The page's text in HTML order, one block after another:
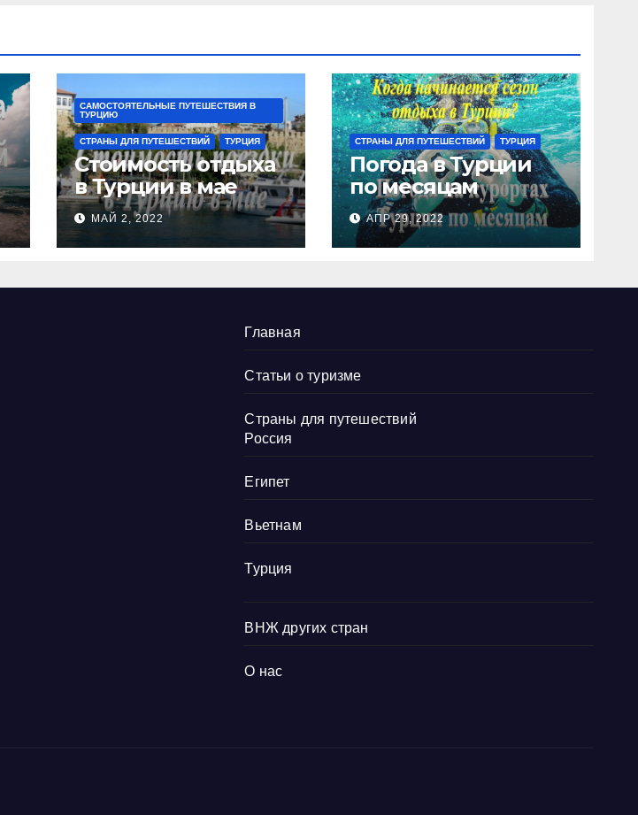
САМОСТОЯТЕЛЬНЫЕ ПУТЕШЕСТВИЯ В
ТУРЦИЮ
СТРАНЫ ДЛЯ ПУТЕШЕСТВИЙ ТУРЦИЯ
Стоимость отдыха
в Турции в мае
МАЙ 2, 2022
СТРАНЫ ДЛЯ ПУТЕШЕСТВИЙ ТУРЦИЯ
Погода в Турции
по месяцам
АПР 29, 2022
Главная
Статьи о туризме
Страны для путешествий
Россия
Египет
Вьетнам
Турция
ВНЖ других стран
О нас